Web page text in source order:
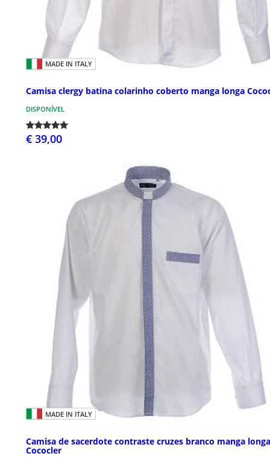
MADE IN ITALY
Camisa clergy batina colarinho coberto manga longa
DISPONÍVEL
€ 39,00
MADE IN ITALY
Camisa de sacerdote contraste cruzes branco manga longa
Cococler